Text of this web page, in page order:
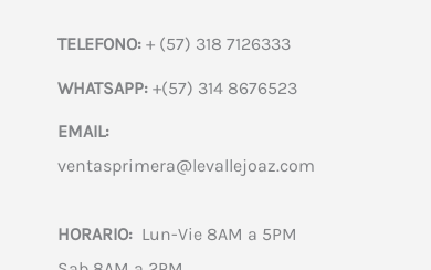
TELEFONO:+ (57) 318 7126333
WHATSAPP:+(57) 314 8676523
EMAIL:
ventasprimera@levallejoaz.com
HORARIO:Lun-Vie 8AM a 5PM